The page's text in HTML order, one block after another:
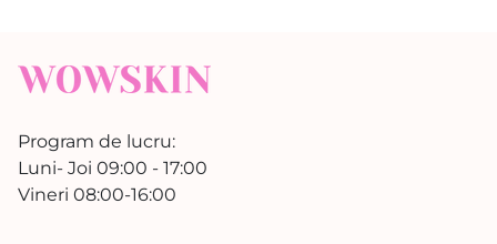
Program de lucru:
Luni- Joi 09:00 - 17:00
Vineri 08:00-16:00